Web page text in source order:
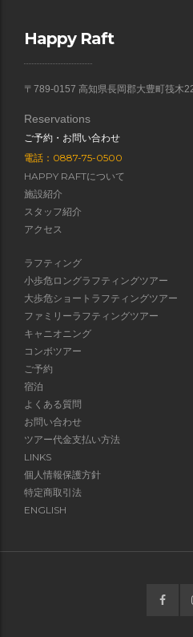
Happy Raft
〒789-0157 高知県長岡郡大豊町筏木
Reservations
ご予約・お問い合わせ
電話：0887-75-0500
HAPPY RAFTについて
施設紹介
スタッフ紹介
アクセス
ラフティング
小歩危ロングラフティングツアー
大歩危ショートラフティングツアー
ファミリーラフティングツアー
キャニオニング
コンボツアー
ご予約
宿泊
よくある質問
お問い合わせ
ツアー代金支払い方法
LINKS
個人情報保護方針
特定商取引法
ENGLISH